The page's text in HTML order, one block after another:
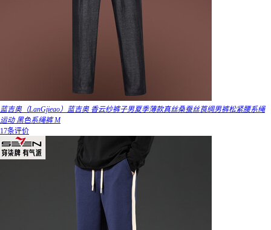
蓝吉奥（LanGjieao）蓝吉奥 香云纱裤子男夏季薄款真丝桑蚕丝莨绸男裤松紧腰系绳
运动 黑色系绳裤 M
17条评价